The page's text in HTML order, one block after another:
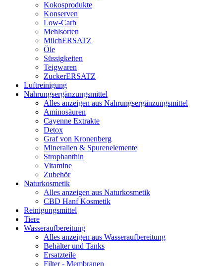
Kokosprodukte
Konserven
Low-Carb
Mehlsorten
MilchERSATZ
Öle
Süssigkeiten
Teigwaren
ZuckerERSATZ
Luftreinigung
Nahrungsergänzungsmittel
Alles anzeigen aus Nahrungsergänzungsmittel
Aminosäuren
Cayenne Extrakte
Detox
Graf von Kronenberg
Mineralien & Spurenelemente
Strophanthin
Vitamine
Zubehör
Naturkosmetik
Alles anzeigen aus Naturkosmetik
CBD Hanf Kosmetik
Reinigungsmittel
Tiere
Wasseraufbereitung
Alles anzeigen aus Wasseraufbereitung
Behälter und Tanks
Ersatzteile
Filter - Membranen